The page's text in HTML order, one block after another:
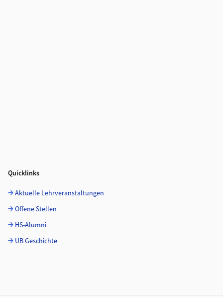
Quicklinks
Aktuelle Lehrveranstaltungen
Offene Stellen
HS-Alumni
UB Geschichte